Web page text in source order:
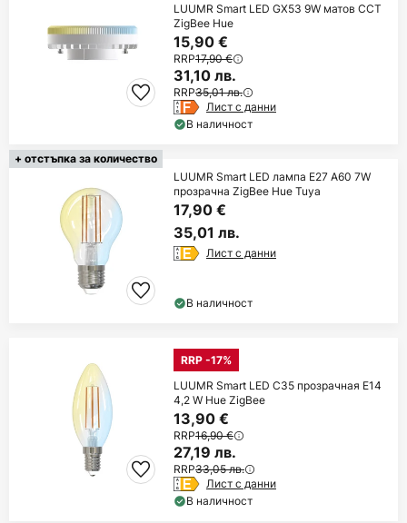
LUUMR Smart LED GX53 9W матов CCT
ZigBee Hue
15,90 €
RRP17,90 €
31,10 лв.
RRP35,01 лв.
Лист с данни
В наличност
+ отстъпка за количество
LUUMR Smart LED лампа E27 A60 7W
прозрачна ZigBee Hue Tuya
17,90 €
35,01 лв.
Лист с данни
В наличност
RRP -17%
LUUMR Smart LED C35 прозрачная E14
4,2 W Hue ZigBee
13,90 €
RRP16,90 €
27,19 лв.
RRP33,05 лв.
Лист с данни
В наличност